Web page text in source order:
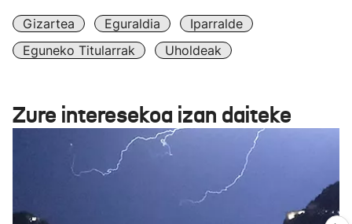
Gizartea Eguraldia
Iparralde
Eguneko Titularrak
Uholdeak
Zure interesekoa izan daiteke